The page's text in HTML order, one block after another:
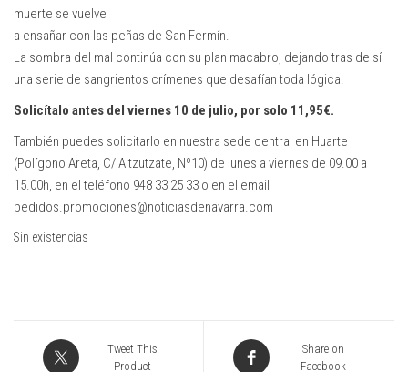
muerte se vuelve
a ensañar con las peñas de San Fermín.
La sombra del mal continúa con su plan macabro, dejando tras de sí
una serie de sangrientos crímenes que desafían toda lógica.
Solicítalo antes del viernes 10 de julio, por solo 11,95€.
También puedes solicitarlo en nuestra sede central en Huarte
(Polígono Areta, C/ Altzutzate, Nº10) de lunes a viernes de 09.00 a
15.00h, en el teléfono 948 33 25 33 o en el email
pedidos.promociones@noticiasdenavarra.com
Sin existencias
Tweet This
Product
Share on
Facebook